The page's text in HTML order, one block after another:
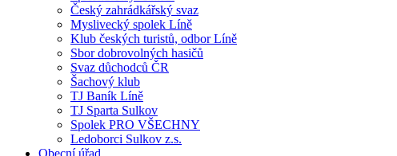
Český zahrádkářský svaz
Myslivecký spolek Líně
Klub českých turistů, odbor Líně
Sbor dobrovolných hasičů
Svaz důchodců ČR
Šachový klub
TJ Baník Líně
TJ Sparta Sulkov
Spolek PRO VŠECHNY
Ledoborci Sulkov z.s.
Obecní úřad